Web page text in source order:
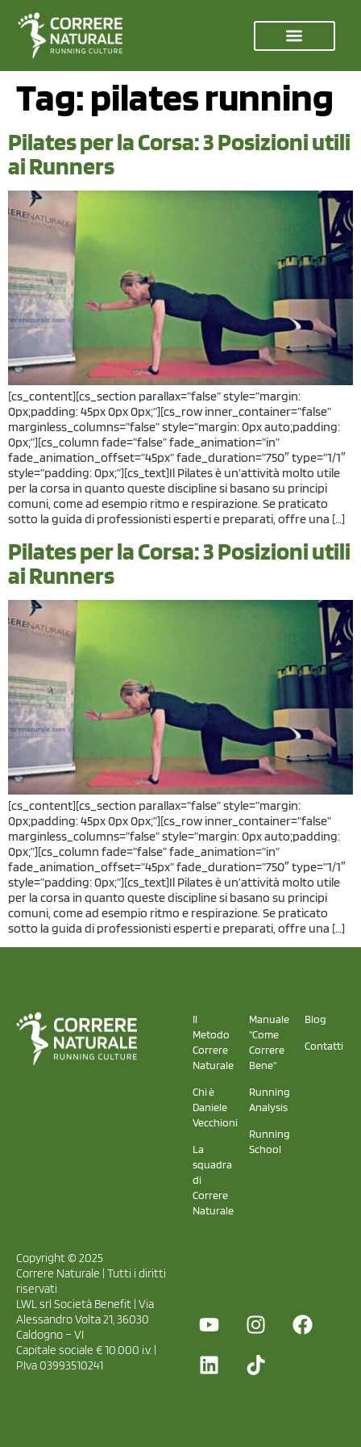
Tag:pilates running
Pilates per la Corsa: 3 Posizioni utili
ai Runners
[cs_content][cs_section parallax=”false” style=”margin:
0px;padding: 45px 0px 0px;”][cs_row inner_container=”false”
marginless_columns=”false” style=”margin: 0px auto;padding:
0px;”][cs_column fade=”false” fade_animation=”in”
fade_animation_offset=”45px” fade_duration=”750″ type=”1/1″
style=”padding: 0px;”][cs_text]Il Pilates è un’attività molto utile
per la corsa in quanto queste discipline si basano su principi
comuni, come ad esempio ritmo e respirazione. Se praticato
sotto la guida di professionisti esperti e preparati, offre una […]
Pilates per la Corsa: 3 Posizioni utili
ai Runners
[cs_content][cs_section parallax=”false” style=”margin:
0px;padding: 45px 0px 0px;”][cs_row inner_container=”false”
marginless_columns=”false” style=”margin: 0px auto;padding:
0px;”][cs_column fade=”false” fade_animation=”in”
fade_animation_offset=”45px” fade_duration=”750″ type=”1/1″
style=”padding: 0px;”][cs_text]Il Pilates è un’attività molto utile
per la corsa in quanto queste discipline si basano su principi
comuni, come ad esempio ritmo e respirazione. Se praticato
sotto la guida di professionisti esperti e preparati, offre una […]
Il
Metodo
Correre
Naturale
Chi è
Daniele
Vecchioni
La
squadra
di
Correre
Naturale
Manuale
"Come
Correre
Bene"
Running
Analysis
Running
School
Blog
Contatti
Copyright © 2025
Correre Naturale | Tutti i diritti
riservati
LWL srl Società Benefit | Via
Alessandro Volta 21, 36030
Caldogno – VI
Capitale sociale € 10.000 i.v. |
P.Iva 03993510241